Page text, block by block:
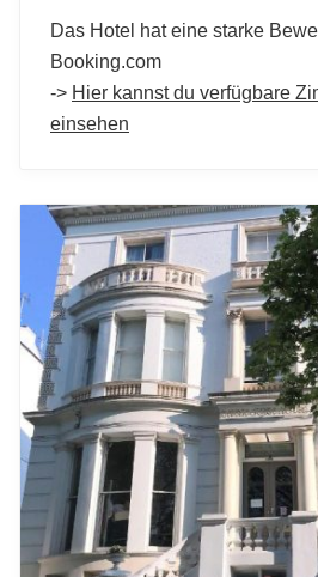
Das Hotel hat eine starke
Booking.com
-> Hier kannst du verfügbare
einsehen